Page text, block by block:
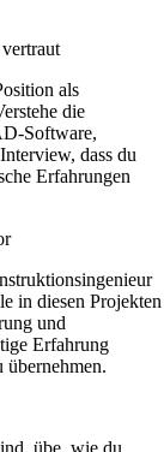
als
die
Software,
dass du
Erfahrungen
in diesen Projekten
und
Erfahrung
übe, wie du